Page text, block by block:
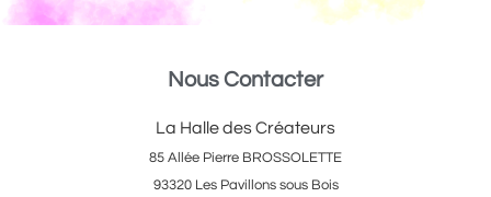
Nous Contacter
La Halle des Créateurs
85 Allée Pierre BROSSOLETTE
93320 Les Pavillons sous Bois